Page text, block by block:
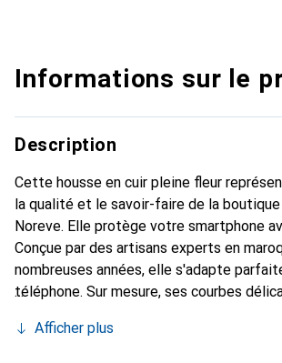
Informations sur le
Description
Cette housse en cuir pleine fleur
la qualité et le savoir-faire de la
Noreve. Elle protège votre smartphone
Conçue par des artisans experts en
nombreuses années, elle s'adapte
téléphone. Sur mesure, ses courbes
et indispensable de votre smartphone.
Afficher plus